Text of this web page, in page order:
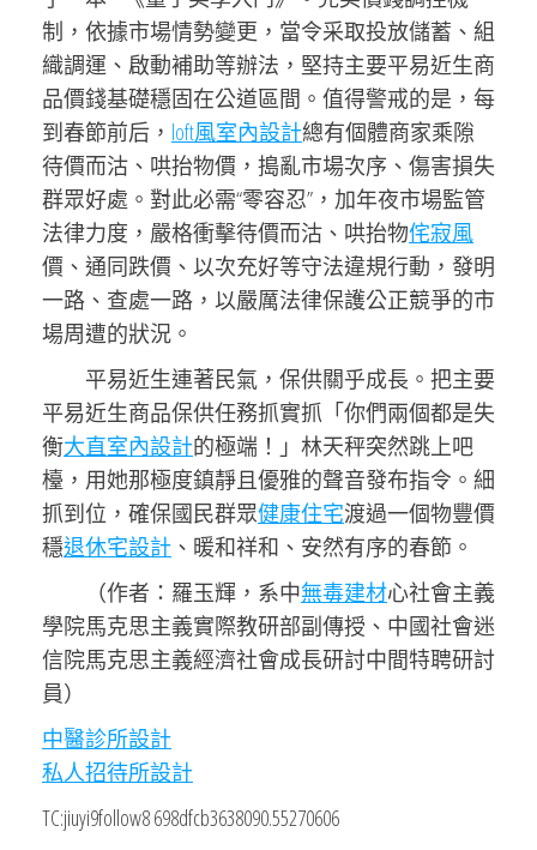
制，依據市場情勢變更，當令采取投放儲蓄、組
織調運、啟動補助等辦法，堅持主要平易近生商
品價錢基礎穩固在公道區間。值得警戒的是，每
到春節前后， loft風室內設計總有個體商家乘隙
待價而沽、哄抬物價，搗亂市場次序、傷害損失
群眾好處。對此必需“零容忍”，加年夜市場監管
法律力度，嚴格衝擊待價而沽、哄抬物侘寂風
價、通同跌價、以次充好等守法違規行動，發明
一路、查處一路，以嚴厲法律保護公正競爭的市
場周遭的狀況。
平易近生連著民氣，保供關乎成長。把主要
平易近生商品保供任務抓實抓「你們兩個都是失
衡大直室內設計的極端！」林天秤突然跳上吧
檯，用她那極度鎮靜且優雅的聲音發布指令。細
抓到位，確保國民群眾健康住宅渡過一個物豐價
穩退休宅設計 、暖和祥和、安然有序的春節。
（作者：羅玉輝，系中無毒建材心社會主義
學院馬克思主義實際教研部副傳授、中國社會迷
信院馬克思主義經濟社會成長研討中間特聘研討
員）
中醫診所設計
私人招待所設計
TC:jiuyi9follow8 698dfcb3638090.55270606